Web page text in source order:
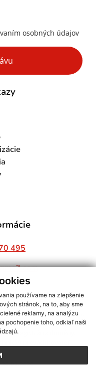
používame na zlepšenie
stránok, na to, aby sme
reklamy, na analýzu
pochopenie toho, odkiaľ naši
osobných údajov
495
informácií s využitím RSS
2,Mapa stránok,web portál
,registrácia domény
26.05.2026